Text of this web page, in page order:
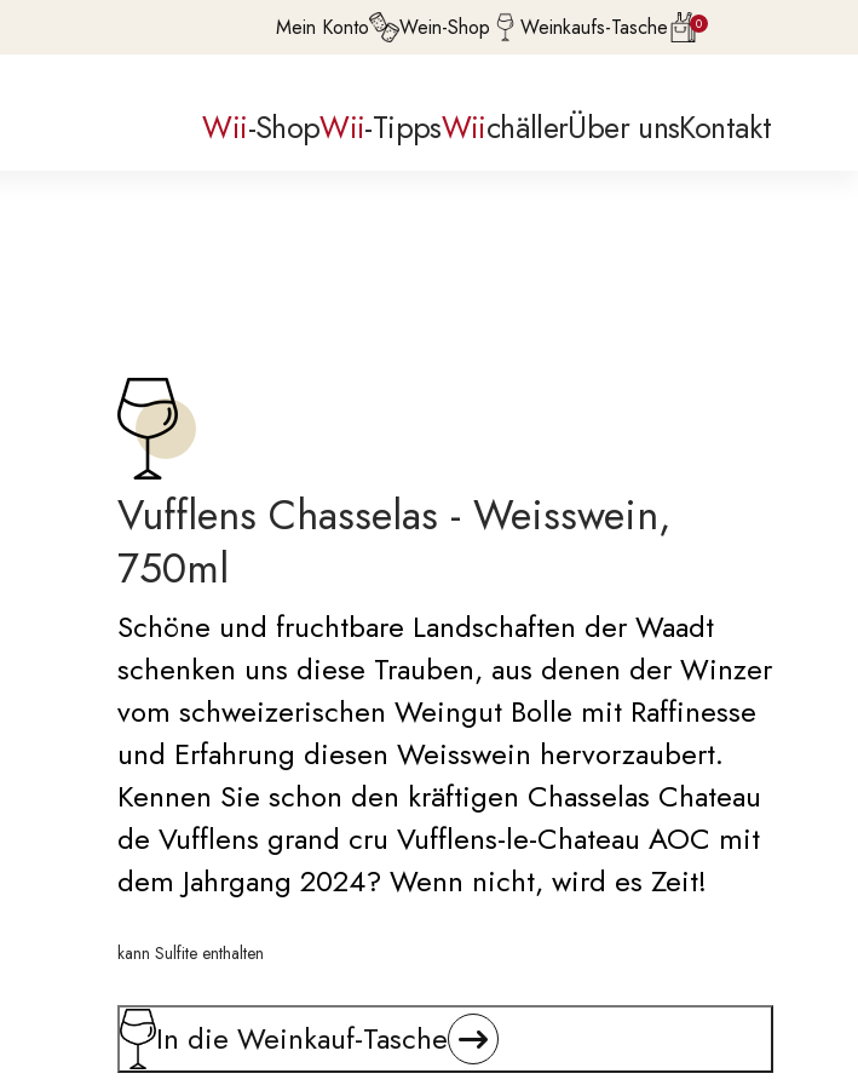
Mein Konto Wein-Shop Weinkaufs-Tasche 0
Wii-ShopWii-TippsWiichällerÜber unsKontakt
Vufflens Chasselas - Weisswein,
750ml
Schöne und fruchtbare Landschaften der Waadt
schenken uns diese Trauben, aus denen der Winzer
vom schweizerischen Weingut Bolle mit Raffinesse
und Erfahrung diesen Weisswein hervorzaubert.
Kennen Sie schon den kräftigen Chasselas Chateau
de Vufflens grand cru Vufflens-le-Chateau AOC mit
dem Jahrgang 2024? Wenn nicht, wird es Zeit!
kann Sulfite enthalten
In die Weinkauf-Tasche